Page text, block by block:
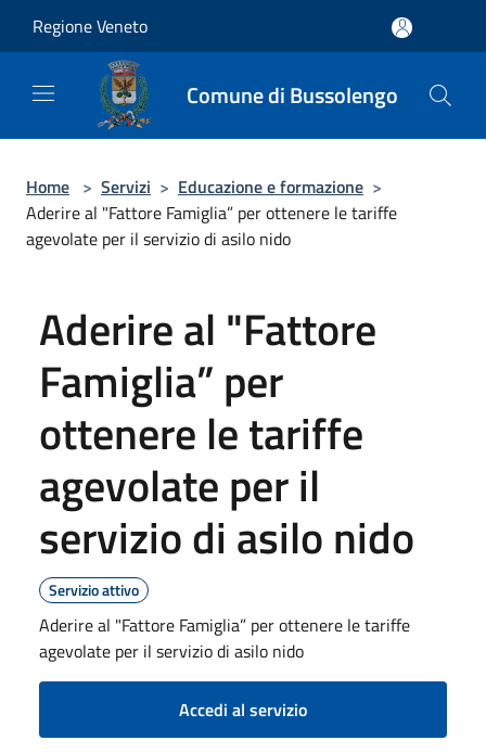
Regione Veneto
Comune di Bussolengo
Home > Servizi > Educazione e formazione >
Aderire al "Fattore Famiglia” per ottenere le tariffe
agevolate per il servizio di asilo nido
Aderire al "Fattore
Famiglia” per
ottenere le tariffe
agevolate per il
servizio di asilo nido
Servizio attivo
Aderire al "Fattore Famiglia” per ottenere le tariffe
agevolate per il servizio di asilo nido
Accedi al servizio